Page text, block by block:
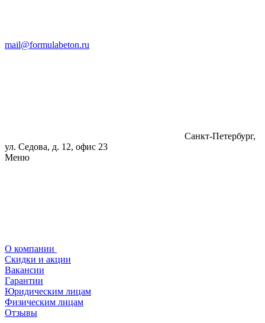
mail@formulabeton.ru
Санкт-Петербург,
ул. Седова, д. 12, офис 23
Меню
О компании
Скидки и акции
Вакансии
Гарантии
Юридическим лицам
Физическим лицам
Отзывы